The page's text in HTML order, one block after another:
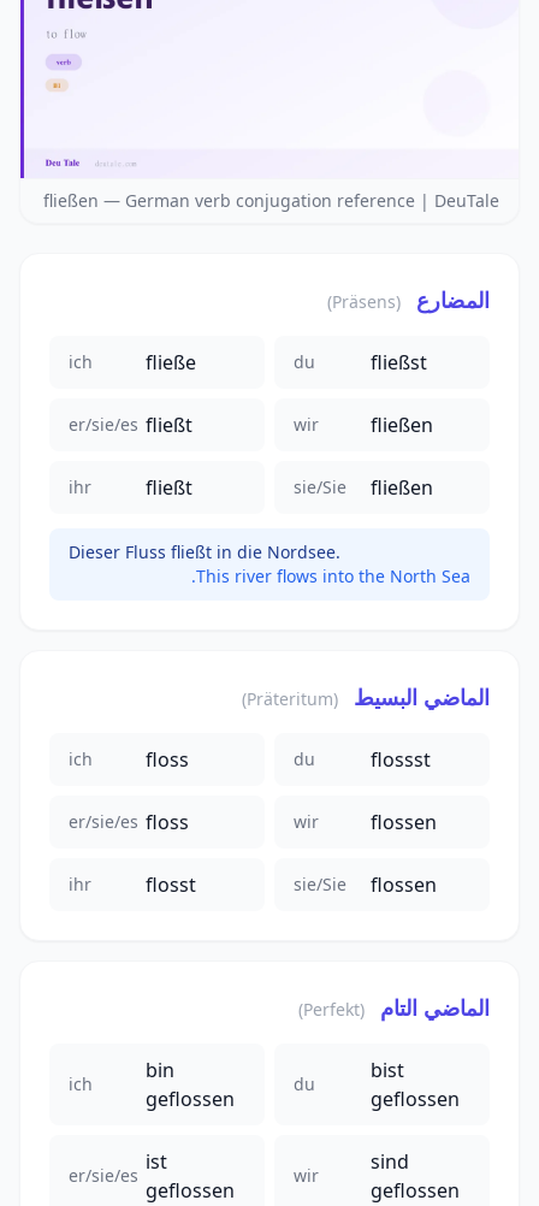
fließen — German verb conjugation reference | DeuTale
المضارع (Präsens)
ich fließe du fließst
er/sie/es fließt wir fließen
ihr fließt sie/Sie fließen
Dieser Fluss fließt in die Nordsee.
This river flows into the North Sea.
الماضي البسيط (Präteritum)
ich floss du flossst
er/sie/es floss wir flossen
ihr flosst sie/Sie flossen
الماضي التام (Perfekt)
ich
bin
geflossen
du
bist
geflossen
er/sie/es
ist
geflossen
wir
sind
geflossen